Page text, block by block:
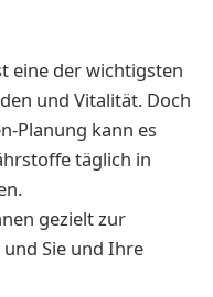
eine der wichtigsten
und Vitalität. Doch
Planung kann es
täglich in
gezielt zur
Sie und Ihre